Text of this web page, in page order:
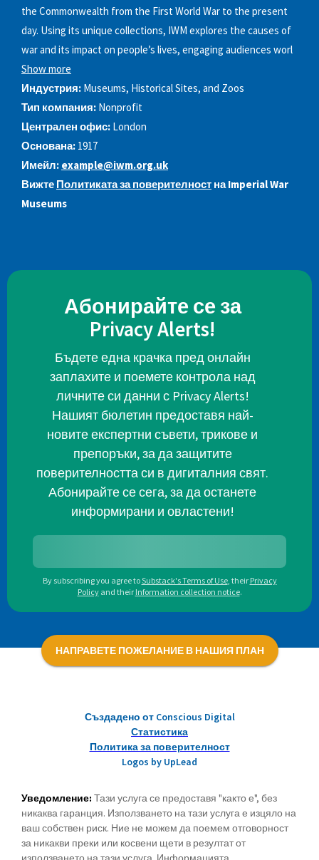
the Commonwealth from the First World War to the present
day. Using its unique collections, IWM explores the causes of
war and its impact on people’s lives, engaging audiences worl
Show more
Индустрия: Museums, Historical Sites, and Zoos
Тип компания: Nonprofit
Централен офис: London
Основана: 1917
Имейл: example@iwm.org.uk
Вижте Политиката за поверителност на Imperial War
Museums
Абонирайте се за
Privacy Alerts!
Бъдете една крачка пред онлайн
заплахите и поемете контрола над
личните си данни с Privacy Alerts!
Нашият бюлетин предоставя най-
новите експертни съвети, трикове и
препоръки, за да защитите
поверителността си в дигиталния свят.
Абонирайте се сега, за да останете
информирани и овластени!
By subscribing you agree toSubstack's Terms of Use, their Privacy
Policy and their Information collection notice.
НАПРАВЕТЕ ПОЖЕЛАНИЕ В НАШИЯ ПЛАН
Създадено от Conscious Digital
Статистика
Политика за поверителност
Logos by UpLead
Уведомление: Тази услуга се предоставя "както е", без
никаква гаранция. Използването на тази услуга е изцяло на
ваш собствен риск. Ние не можем да поемем отговорност
за никакви преки или косвени щети в резултат от